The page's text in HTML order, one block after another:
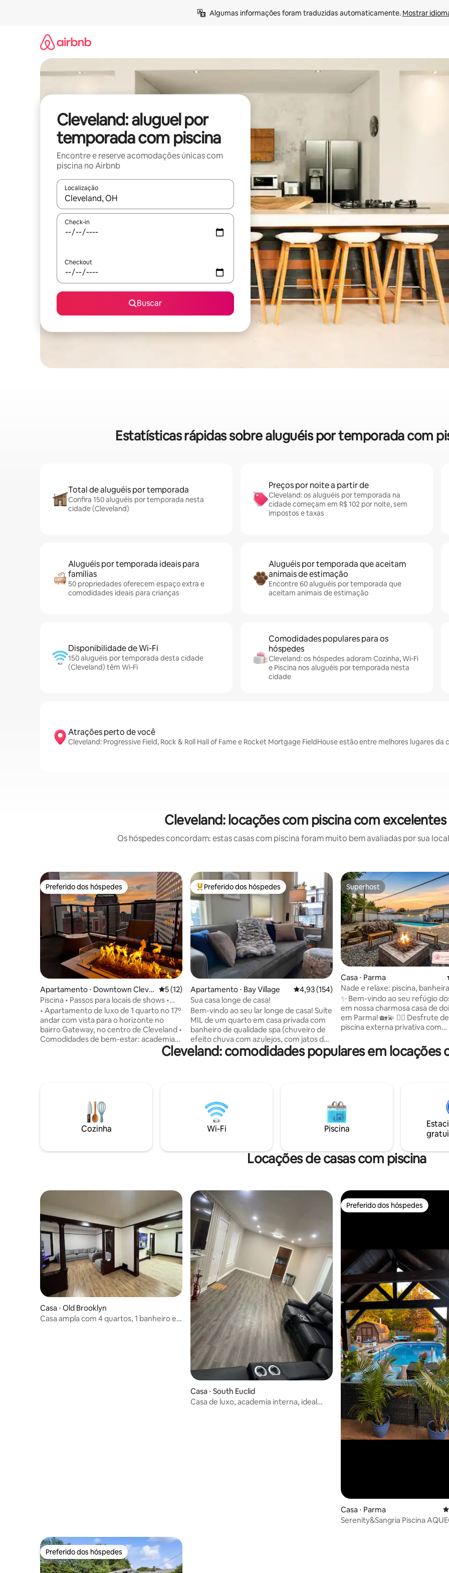
Algumas informações foram traduzidas automaticamente. Mostrar
Cleveland: aluguel por
temporada com piscina
Encontre e reserve acomodações únicas com
piscina no Airbnb
Localização
Quando os resultados estiverem disponíveis, explore-os usando as seta para cima e para baixo do teclado ou tocando
Check-in
Checkout
Buscar
Estatísticas rápidas sobre aluguéis por temporada com
Total de aluguéis por temporada
Confira 150 aluguéis por temporada nesta
cidade (Cleveland)
Preços por noite a partir de
Cleveland: os aluguéis por temporada na
cidade começam em R$ 102 por noite, sem
impostos e taxas
Aluguéis por temporada ideais para
famílias
50 propriedades oferecem espaço extra e
comodidades ideais para crianças
Aluguéis por temporada que aceitam
animais de estimação
Encontre 60 aluguéis por temporada que
aceitam animais de estimação
Disponibilidade de Wi-Fi
150 aluguéis por temporada desta cidade
(Cleveland) têm Wi-Fi
Comodidades populares para os
hóspedes
Cleveland: os hóspedes adoram Cozinha, Wi-Fi
e Piscina nos aluguéis por temporada nesta
cidade
Atrações perto de você
Cleveland: Progressive Field, Rock & Roll Hall of Fame e Rocket Mortgage FieldHouse estão entre melhores lugares da
Cleveland: locações com piscina com
Os hóspedes concordam: estas casas com piscina foram muito bem avaliadas por sua
Preferido dos hóspedes
Preferido dos hóspedes
Apartamento ⋅ Downtown Clevel
and
5 de uma avaliação média de 5, 12 avaliações
5 (12)
Piscina • Passos para locais de shows •
Estádios • Vistas
• Apartamento de luxo de 1 quarto no 17º
andar com vista para o horizonte no
bairro Gateway, no centro de Cleveland •
Comodidades de bem-estar: academia
sauna, estúdio de ioga, deck espetacular
Rock & Roll Hall of Fame e o Lago Erie •
Wi-Fi rápido e um espaço de trabalho
dedicado, ideal para enfermeiros em
viagem e nômades digitais • Lavanderia
estacionamento pago e seguro, check-in
Entre os melhores preferidos dos hóspedes
Preferido dos hóspedes
Apartamento ⋅ Bay Village 4,93 de uma avaliação média de 5, 154
4,93 (154)
Sua casa longe de casa!
Bem-vindo ao seu lar longe de casa! Suíte
MIL de um quarto em casa privada com
banheiro de qualidade spa (chuveiro de
efeito chuva com azulejos, com jatos de
corpo, barras de toalhas aquecidas e
pisos aquecidos). Lareira a gás. Cozinha
Internet de alta velocidade, TV a cabo,
Netflix, Hulu, HBO, etc. Estacionamento
na garagem. Não são permitidos animais
de estimação, festas ou fumar. Estamos
higienização da COVID-19
Superhost
Superhost
Casa ⋅ Parma
Nade e relaxe: piscina,
hidromassagem e acomodação
reformada
✨ Bem-vindo ao seu refúgio
em nossa charmosa casa de
em Parma! 🏡💫 🏊‍♀️ Desfrute de uma
piscina externa privativa com
☀️💦 🔥 Relaxe junto à fogueira
um churrasco no pátio
HD de 48", Netflix, jogos de
console de jogos 📺 💻 Wi-Fi
espaço de trabalho dedicado —
para trabalho remoto 📶 🔒
privado, com um quintal
Cleveland: comodidades populares em locações
Cozinha Wi-Fi Piscina
Locações de casas com piscina
Casa ⋅ Old Brooklyn
Casa ampla com 4 quartos, 1 banheiro e 1
Casa ⋅ South Euclid
Casa de luxo, academia interna, ideal
Preferido dos hóspedes
Preferido dos hóspedes
Casa ⋅ Parma
Serenity&Sangria Piscina
Preferido dos hóspedes
Preferido dos hóspedes